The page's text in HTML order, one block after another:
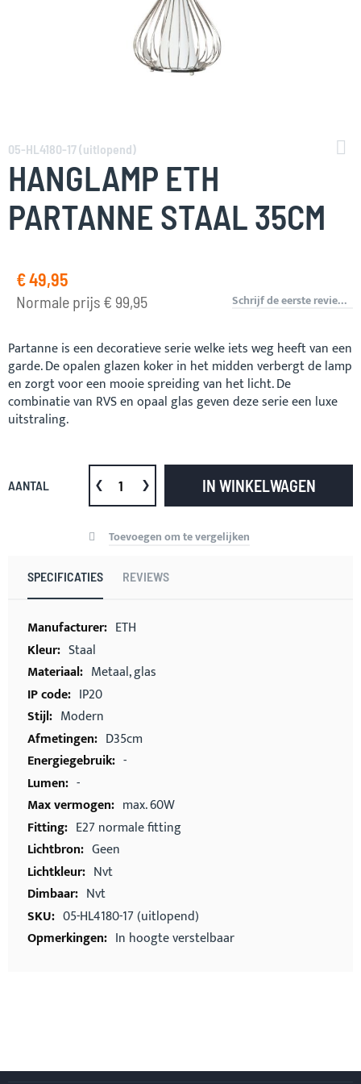
naar
het
begin
van
de
afbeeldingen-
05-HL4180-17 (uitlopend)
HANGLAMP ETH
PARTANNE STAAL 35CM
Speciale
€ 49,95
Normale prijs € 99,95 Schrijf de eerste review over dit product
Partanne is een decoratieve serie welke iets weg heeft van een
garde. De opalen glazen koker in het midden verbergt de lamp
en zorgt voor een mooie spreiding van het licht. De
combinatie van RVS en opaal glas geven deze serie een luxe
uitstraling.
AANTAL IN WINKELWAGEN
Toevoegen om te vergelijken
SPECIFICATIES REVIEWS
Meer
informatie
ETH
Staal
Metaal, glas
IP20
Modern
D35cm
-
-
max. 60W
E27 normale fitting
Geen
Nvt
Nvt
05-HL4180-17 (uitlopend)
In hoogte verstelbaar